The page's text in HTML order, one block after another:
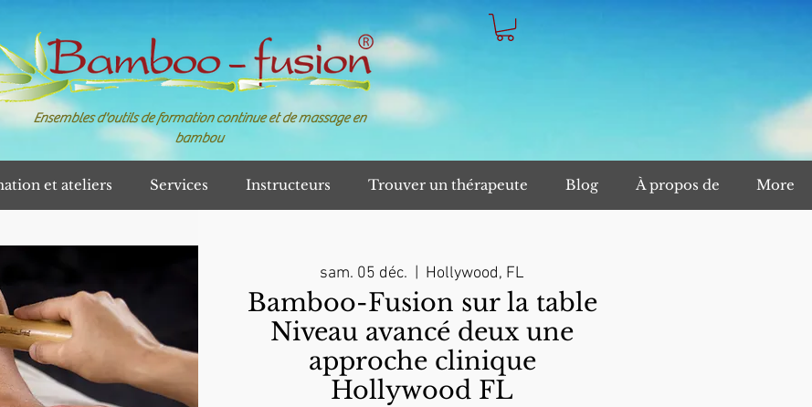
Ensembles d'outils de formation continue et de massage en
bambou
et ateliers Services Instructeurs Trouver un thérapeute Blog À propos de More
sam. 05 déc. Hollywood, FL
Bamboo-Fusion sur la table
Niveau avancé deux une
approche clinique
Hollywood FL